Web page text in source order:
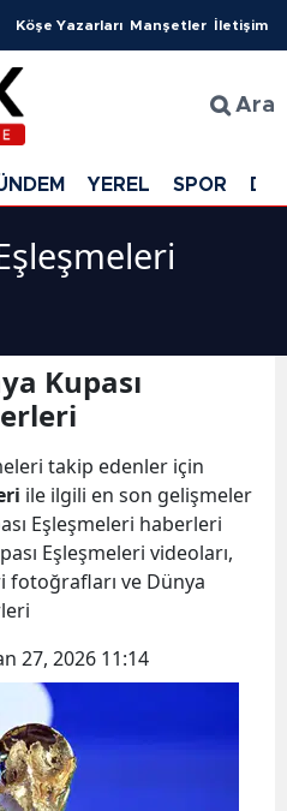
Köşe Yazarları Manşetler İletişim
Ara
YEREL SPOR
Kupası
takip edenler için
ile ilgili en son gelişmeler
Eşleşmeleri haberleri
Eşleşmeleri videoları,
fotoğrafları ve Dünya
27, 2026 11:14